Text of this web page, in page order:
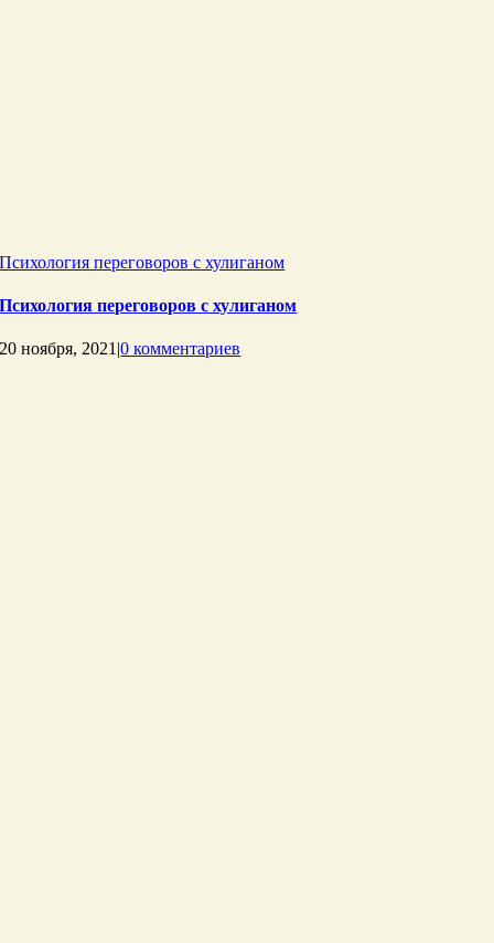
Психология переговоров с хулиганом
Психология переговоров с хулиганом
20 ноября, 2021 |0 комментариев